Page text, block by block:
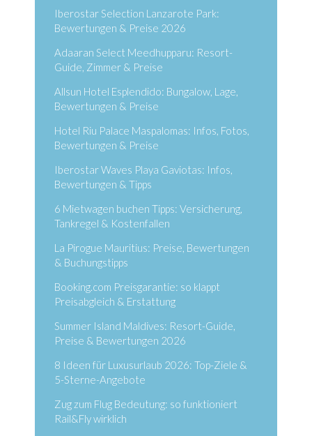
Iberostar Selection Lanzarote Park:
Bewertungen & Preise 2026
Adaaran Select Meedhupparu: Resort-
Guide, Zimmer & Preise
Allsun Hotel Esplendido: Bungalow, Lage,
Bewertungen & Preise
Hotel Riu Palace Maspalomas: Infos, Fotos,
Bewertungen & Preise
Iberostar Waves Playa Gaviotas: Infos,
Bewertungen & Tipps
6 Mietwagen buchen Tipps: Versicherung,
Tankregel & Kostenfallen
La Pirogue Mauritius: Preise, Bewertungen
& Buchungstipps
Booking.com Preisgarantie: so klappt
Preisabgleich & Erstattung
Summer Island Maldives: Resort-Guide,
Preise & Bewertungen 2026
8 Ideen für Luxusurlaub 2026: Top-Ziele &
5-Sterne-Angebote
Zug zum Flug Bedeutung: so funktioniert
Rail&Fly wirklich